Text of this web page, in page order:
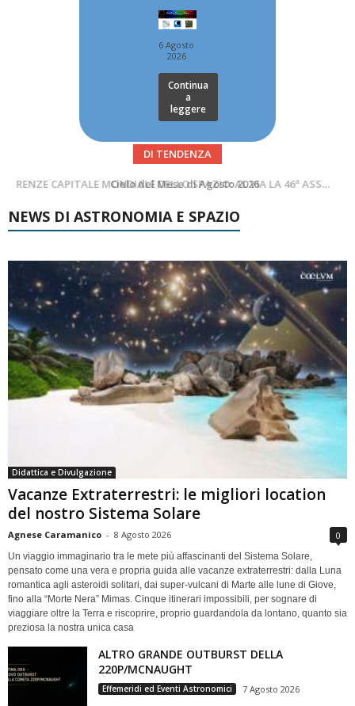
6 Agosto
2026
Continua
a
leggere
DI TENDENZA
Cielo del Mese di Agosto 2026
SUPERNOVAE aggiornamenti del mese – Agosto 2026
NEWS DI ASTRONOMIA E SPAZIO
Didattica e Divulgazione
Vacanze Extraterrestri: le migliori location
del nostro Sistema Solare
Agnese Caramanico - 8 Agosto 2026 0
Un viaggio immaginario tra le mete più affascinanti del Sistema Solare,
pensato come una vera e propria guida alle vacanze extraterrestri: dalla Luna
romantica agli asteroidi solitari, dai super-vulcani di Marte alle lune di Giove,
fino alla “Morte Nera” Mimas. Cinque itinerari impossibili, per sognare di
viaggiare oltre la Terra e riscoprire, proprio guardandola da lontano, quanto sia
preziosa la nostra unica casa
ALTRO GRANDE OUTBURST DELLA
220P/MCNAUGHT
Effemeridi ed Eventi Astronomici 7 Agosto 2026